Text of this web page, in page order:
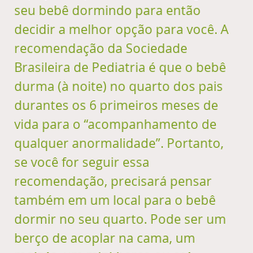
seu bebê dormindo para então
decidir a melhor opção para você. A
recomendação da Sociedade
Brasileira de Pediatria é que o bebê
durma (à noite) no quarto dos pais
durantes os 6 primeiros meses de
vida para o “acompanhamento de
qualquer anormalidade”. Portanto,
se você for seguir essa
recomendação, precisará pensar
também em um local para o bebê
dormir no seu quarto. Pode ser um
berço de acoplar na cama, um